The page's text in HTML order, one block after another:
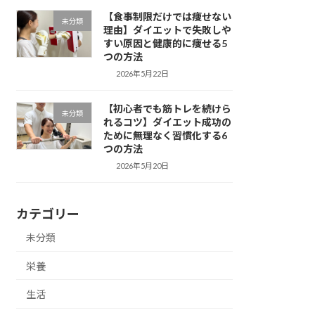
未分類
【食事制限だけでは痩せない
理由】ダイエットで失敗しや
すい原因と健康的に痩せる5
つの方法
2026年5月22日
未分類
【初心者でも筋トレを続けら
れるコツ】ダイエット成功の
ために無理なく習慣化する6
つの方法
2026年5月20日
カテゴリー
未分類
栄養
生活